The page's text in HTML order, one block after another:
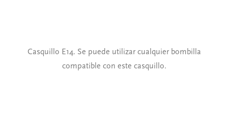
Casquillo E14. Se puede utilizar cualquier bombilla
compatible con este casquillo.